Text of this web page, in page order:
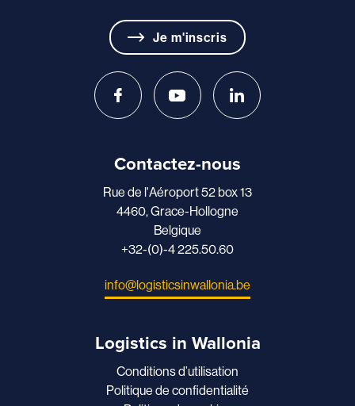
Je m'inscris
Contactez-nous
Rue de l'Aéroport 52 box 13
4460, Grace-Hollogne
Belgique
+32-(0)-4 225.50.60
info@logisticsinwallonia.be
Logistics in Wallonia
Conditions d’utilisation
Politique de confidentialité